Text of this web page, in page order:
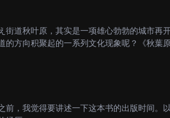
街道秋叶原，其实是一项雄心勃勃的城市再
的方向积聚起的一系列文化现象呢？《秋葉
前，我觉得要讲述一下这本书的出版时间。